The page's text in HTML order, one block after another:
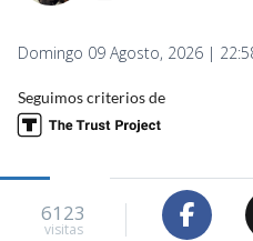
Domingo 09 Agosto, 2026 |
Seguimos criterios de
6123
visitas